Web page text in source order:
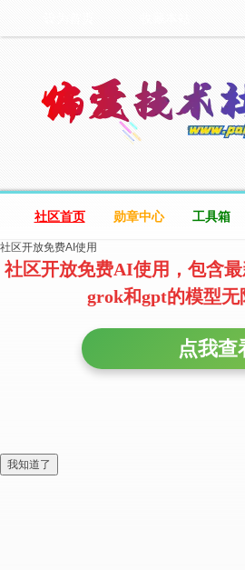
社区首页 勋章中心 工具箱
社区开放免费AI使用
社区开放免费AI使用，包含
grok和gpt的模型无
点我查
我知道了